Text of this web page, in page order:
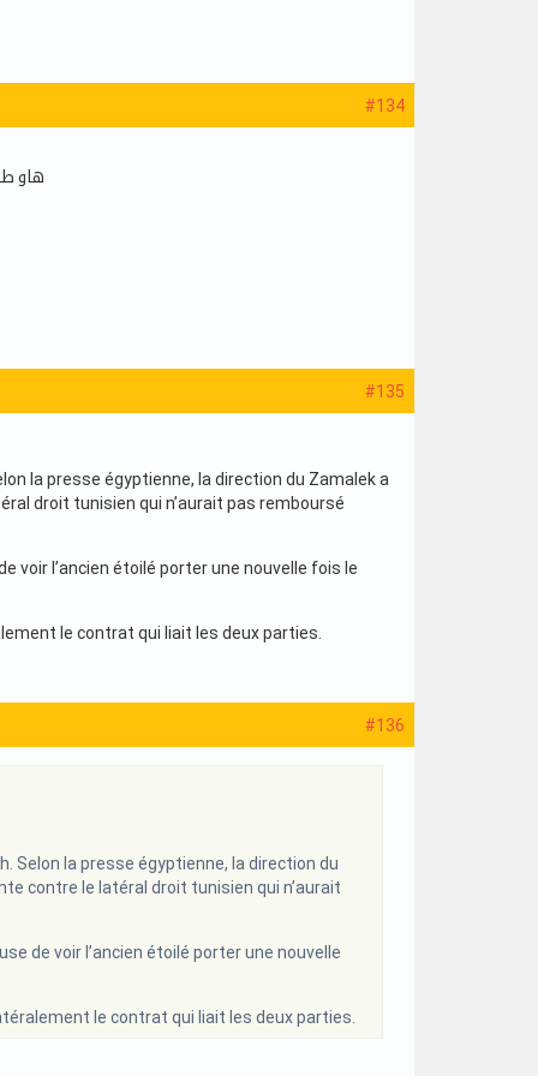
#134
هاو
#135
la presse égyptienne, la direction du Zamalek a
droit tunisien qui n’aurait pas remboursé
voir l’ancien étoilé porter une nouvelle fois le
le contrat qui liait les deux parties.
#136
Selon la presse égyptienne, la direction du
contre le latéral droit tunisien qui n’aurait
de voir l’ancien étoilé porter une nouvelle
le contrat qui liait les deux parties.